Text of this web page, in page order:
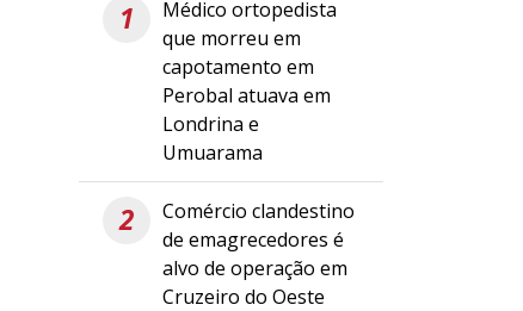
1
Médico ortopedista
que morreu em
capotamento em
Perobal atuava em
Londrina e
Umuarama
2
Comércio clandestino
de emagrecedores é
alvo de operação em
Cruzeiro do Oeste